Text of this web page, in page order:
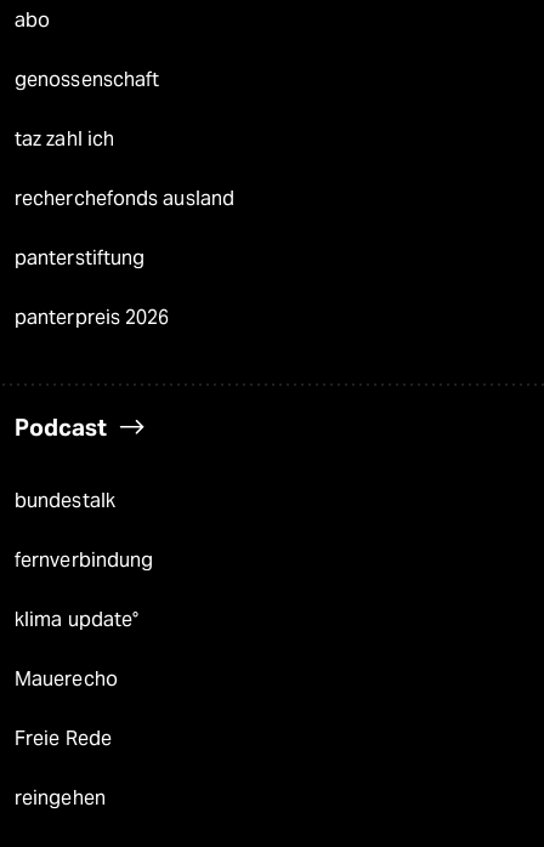
abo
genossenschaft
taz zahl ich
recherchefonds ausland
panterstiftung
panterpreis 2026
Podcast
bundestalk
fernverbindung
klima update°
Mauerecho
Freie Rede
reingehen